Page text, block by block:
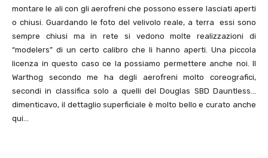
montare le ali con gli aerofreni che possono essere lasciati aperti
o chiusi. Guardando le foto del velivolo reale, a terra essi sono
sempre chiusi ma in rete si vedono molte realizzazioni di
“modelers” di un certo calibro che li hanno aperti. Una piccola
licenza in questo caso ce la possiamo permettere anche noi. Il
Warthog secondo me ha degli aerofreni molto coreografici,
secondi in classifica solo a quelli del Douglas SBD Dauntless…
dimenticavo, il dettaglio superficiale è molto bello e curato anche
qui…